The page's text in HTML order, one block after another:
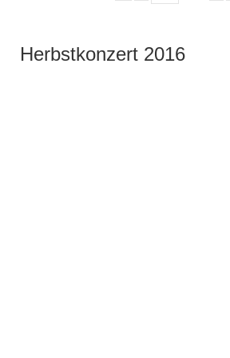
Herbstkonzert 2016